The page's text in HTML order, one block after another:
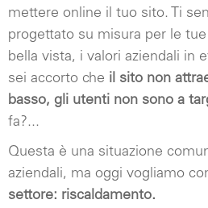
mettere online il tuo sito. Ti
progettato su misura per le
bella vista, i valori aziendali in
sei accorto che il sito non
basso, gli utenti non sono a
fa?...
Questa è una situazione
aziendali, ma oggi vogliamo
settore: riscaldamento.